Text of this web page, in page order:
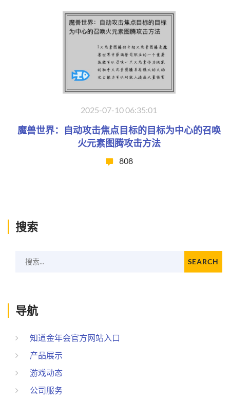
2025-07-10 06:35:01
魔兽世界：自动攻击焦点目标的目标为中心的召唤
火元素图腾攻击方法
808
搜索
搜索... SEARCH
导航
知道金年会官方网站入口
产品展示
游戏动态
公司服务